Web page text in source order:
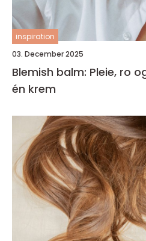
inspiration
03. December 2025
Blemish balm: Pleie, ro
én krem